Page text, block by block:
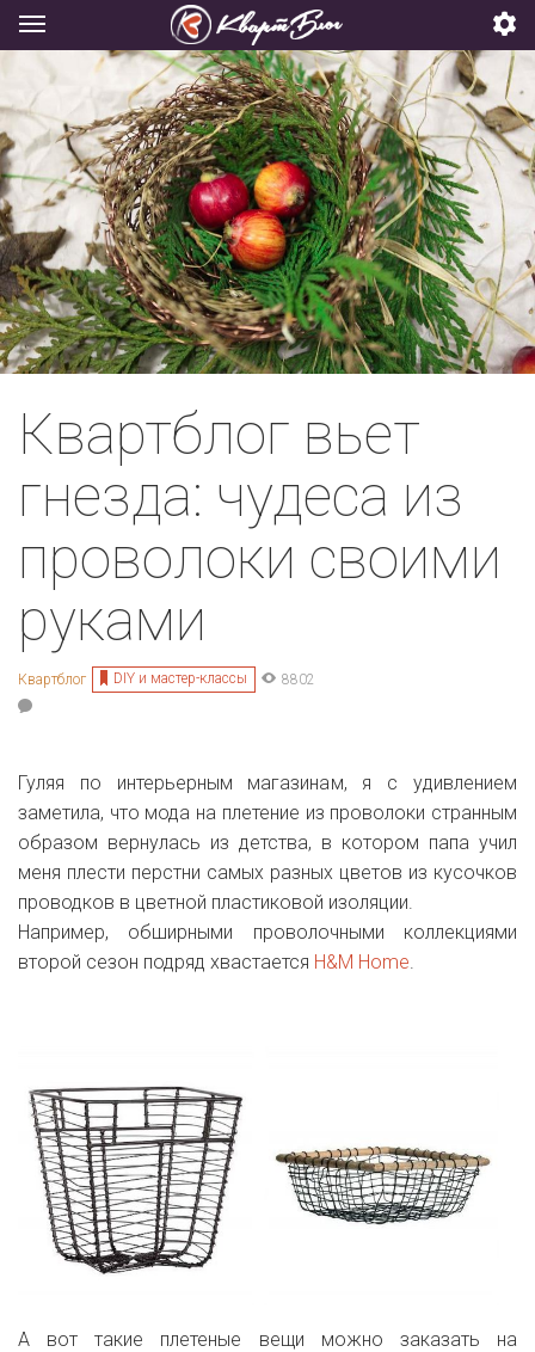
Квартблог вьет
гнезда: чудеса из
проволоки своими
руками
Квартблог DIY и мастер-классы 8802
Гуляя по интерьерным магазинам, я с удивлением
заметила, что мода на плетение из проволоки странным
образом вернулась из детства, в котором папа учил
меня плести перстни самых разных цветов из кусочков
проводков в цветной пластиковой изоляции.
Например, обширными проволочными коллекциями
второй сезон подряд хвастается H&M Home.
А вот такие плетеные вещи можно заказать на